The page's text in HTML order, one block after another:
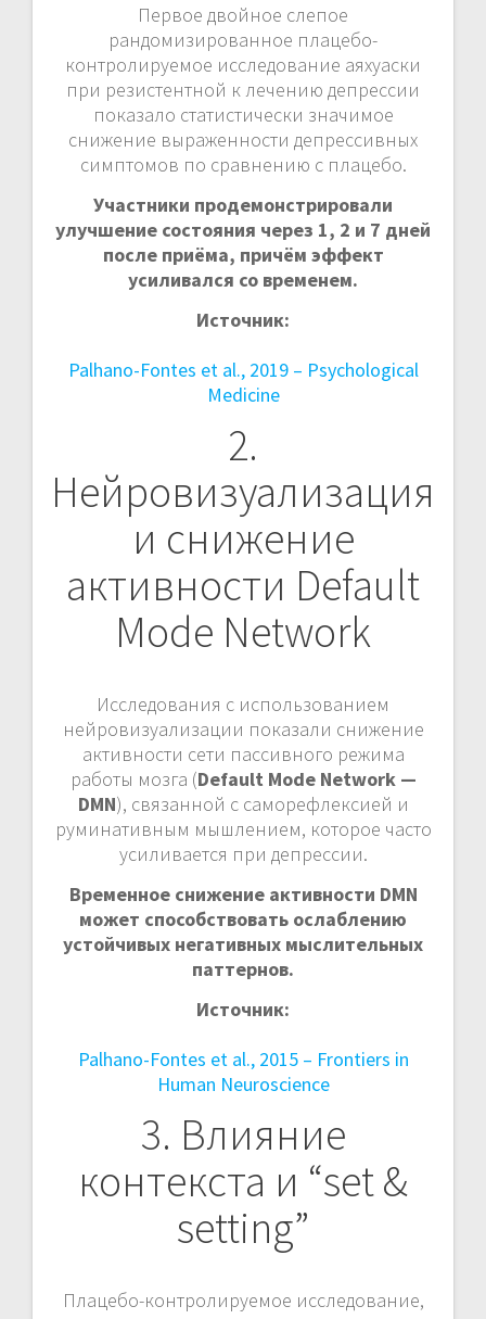
Первое двойное слепое
рандомизированное плацебо-
контролируемое исследование аяхуаски
при резистентной к лечению депрессии
показало статистически значимое
снижение выраженности депрессивных
симптомов по сравнению с плацебо.
Участники продемонстрировали
улучшение состояния через 1, 2 и 7 дней
после приёма, причём эффект
усиливался со временем.
Источник:
Palhano-Fontes et al., 2019 – Psychological
Medicine
2.
Нейровизуализация
и снижение
активности Default
Mode Network
Исследования с использованием
нейровизуализации показали снижение
активности сети пассивного режима
работы мозга (Default Mode Network —
DMN), связанной с саморефлексией и
руминативным мышлением, которое часто
усиливается при депрессии.
Временное снижение активности DMN
может способствовать ослаблению
устойчивых негативных мыслительных
паттернов.
Источник:
Palhano-Fontes et al., 2015 – Frontiers in
Human Neuroscience
3. Влияние
контекста и “set &
setting”
Плацебо-контролируемое исследование,